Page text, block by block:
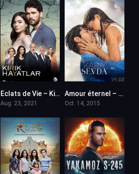
Eclats de Vie – Kirik Hayatlar en VF (Voix Francaise)
Aug. 23, 2021
Amour éternel – Kara Sevda en VF (Voix Francaise)
Oct. 14, 2015